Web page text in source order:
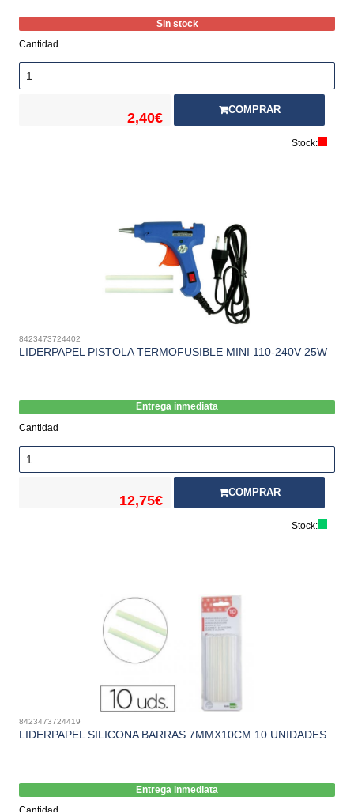
Sin stock
Cantidad
2,40€
COMPRAR
Stock:
8423473724402
LIDERPAPEL PISTOLA TERMOFUSIBLE MINI 110-240V 25W
Entrega inmediata
Cantidad
12,75€
COMPRAR
Stock:
8423473724419
LIDERPAPEL SILICONA BARRAS 7MMX10CM 10 UNIDADES
Entrega inmediata